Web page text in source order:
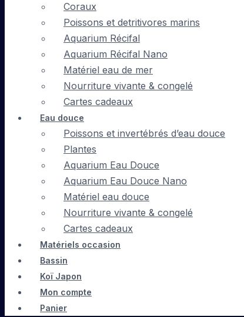
Coraux
Poissons et detritivores marins
Aquarium Récifal
Aquarium Récifal Nano
Matériel eau de mer
Nourriture vivante & congelé
Cartes cadeaux
Eau douce
Poissons et invertébrés d’eau douce
Plantes
Aquarium Eau Douce
Aquarium Eau Douce Nano
Matériel eau douce
Nourriture vivante & congelé
Cartes cadeaux
Matériels occasion
Bassin
Koï Japon
Mon compte
Panier